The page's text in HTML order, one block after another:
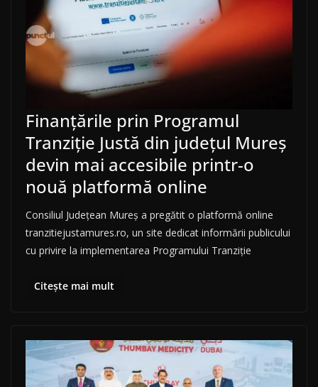
Finanțările prin Programul
Tranziție Justă din județul Mureș
devin mai accesibile printr-o
nouă platformă online
Consiliul Județean Mureș a pregătit o platformă online
tranzitiejustamures.ro, un site dedicat informării publicului
cu privire la implementarea Programului Tranziție
Citește mai mult